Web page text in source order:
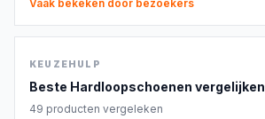
Vaak bekeken door bezoekers
KEUZEHULP
Beste Hardloopschoenen vergelijken
49 producten vergeleken